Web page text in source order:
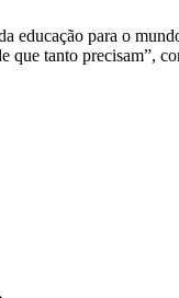
para o
que tanto precisam”,